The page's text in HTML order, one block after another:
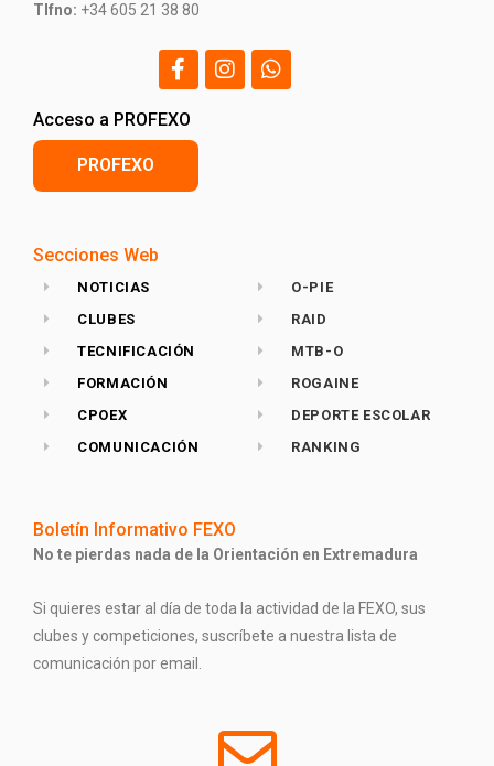
Tlfno: +34 605 21 38 80
Acceso a PROFEXO
PROFEXO
Secciones Web
NOTICIAS
CLUBES
TECNIFICACIÓN
FORMACIÓN
CPOEX
COMUNICACIÓN
O-PIE
RAID
MTB-O
ROGAINE
DEPORTE ESCOLAR
RANKING
Boletín Informativo FEXO
No te pierdas nada de la Orientación en Extremadura
Si quieres estar al día de toda la actividad de la FEXO, sus
clubes y competiciones, suscríbete a nuestra lista de
comunicación por email.